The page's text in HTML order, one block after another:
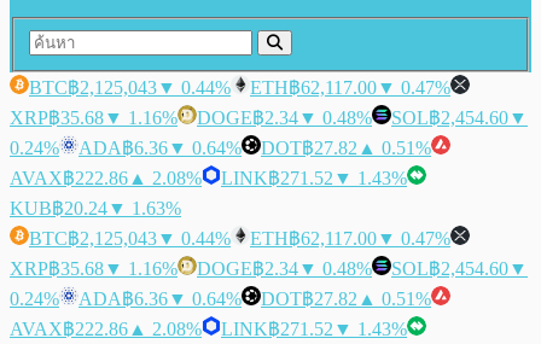
BTC฿2,125,043▼ 0.44% ETH฿62,117.00▼ 0.47%
XRP฿35.68▼ 1.16% DOGE฿2.34▼ 0.48% SOL฿2,454.60▼
0.24%
ADA฿6.36▼ 0.64% DOT฿27.82 ▲ 0.51%
AVAX฿222.86 ▲ 2.08% LINK฿271.52 ▼ 1.43%
KUB฿20.24▼ 1.63%
BTC฿2,125,043▼ 0.44% ETH฿62,117.00▼ 0.47%
XRP฿35.68▼ 1.16% DOGE฿2.34▼ 0.48% SOL฿2,454.60▼
0.24%
ADA฿6.36▼ 0.64% DOT฿27.82 ▲ 0.51%
AVAX฿222.86 ▲ 2.08% LINK฿271.52 ▼ 1.43%